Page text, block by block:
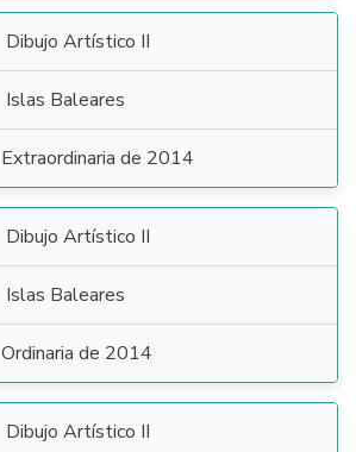
Dibujo Artístico II
Islas Baleares
Extraordinaria de 2014
Dibujo Artístico II
Islas Baleares
Ordinaria de 2014
Dibujo Artístico II